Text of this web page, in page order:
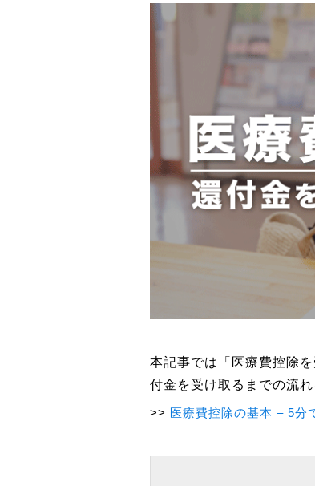
本記事では「医療費控除
付金を受け取るまでの流れ
医療費控除の基本 – 5分